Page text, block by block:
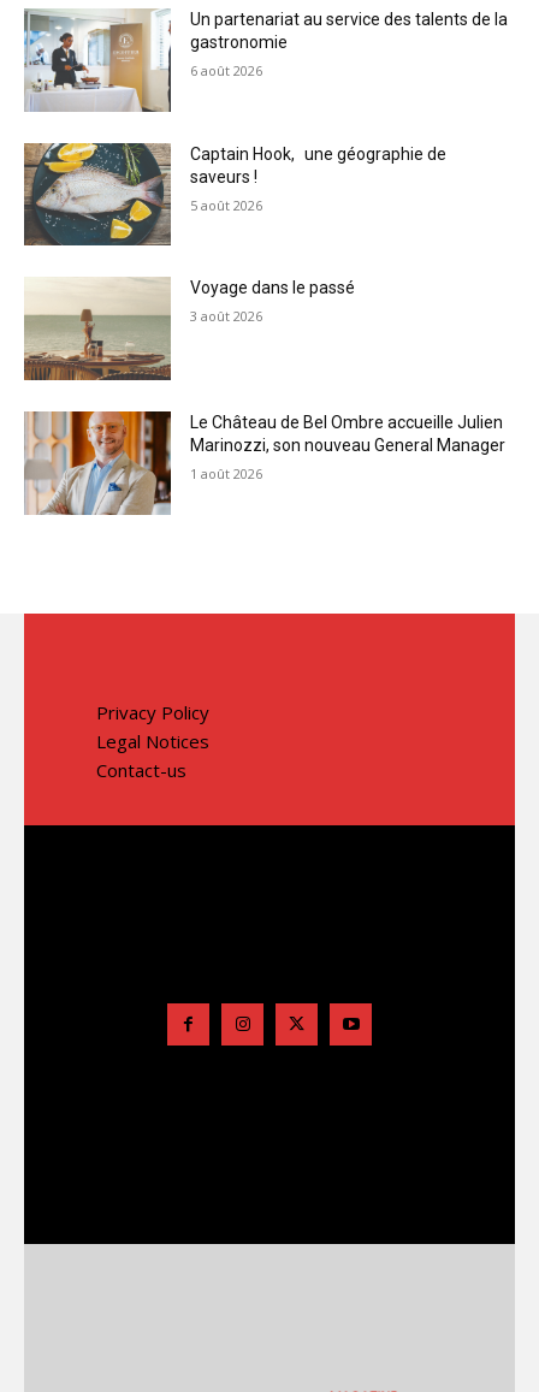
Un partenariat au service des talents de la
gastronomie
6 août 2026
Captain Hook, une géographie de
saveurs !
5 août 2026
Voyage dans le passé
3 août 2026
Le Château de Bel Ombre accueille Julien
Marinozzi, son nouveau General Manager
1 août 2026
Privacy Policy
Legal Notices
Contact-us